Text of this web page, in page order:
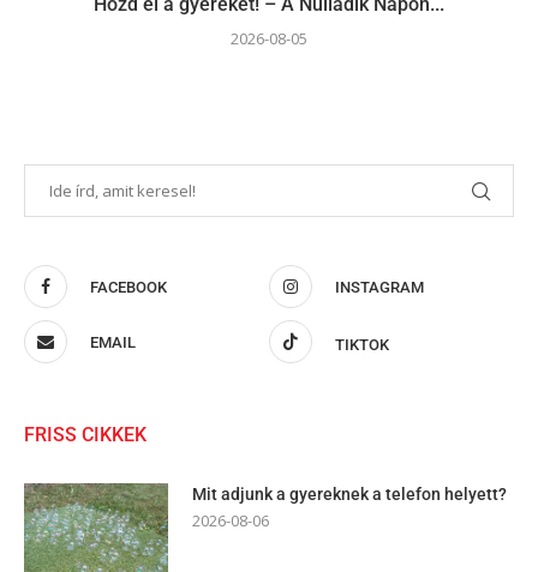
2026-08-05
FACEBOOK INSTAGRAM
EMAIL TIKTOK
FRISS CIKKEK
Mit adjunk a gyereknek a telefon helyett?
2026-08-06